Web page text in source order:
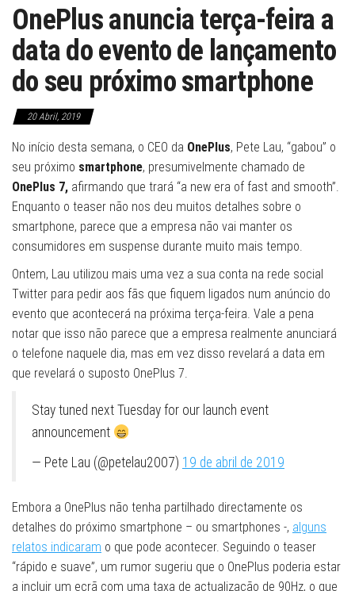
OnePlus anuncia terça-feira a
data do evento de lançamento
do seu próximo smartphone
20 Abril, 2019
No início desta semana, o CEO da OnePlus, Pete Lau, “gabou” o
seu próximo smartphone, presumivelmente chamado de
OnePlus 7, afirmando que trará “a new era of fast and smooth”.
Enquanto o teaser não nos deu muitos detalhes sobre o
smartphone, parece que a empresa não vai manter os
consumidores em suspense durante muito mais tempo.
Ontem, Lau utilizou mais uma vez a sua conta na rede social
Twitter para pedir aos fãs que fiquem ligados num anúncio do
evento que acontecerá na próxima terça-feira. Vale a pena
notar que isso não parece que a empresa realmente anunciará
o telefone naquele dia, mas em vez disso revelará a data em
que revelará o suposto OnePlus 7.
Stay tuned next Tuesday for our launch event
announcement
— Pete Lau (@petelau2007) 19 de abril de 2019
Embora a OnePlus não tenha partilhado directamente os
detalhes do próximo smartphone – ou smartphones -, alguns
relatos indicaram o que pode acontecer. Seguindo o teaser
“rápido e suave”, um rumor sugeriu que o OnePlus poderia estar
a incluir um ecrã com uma taxa de actualização de 90Hz, o que